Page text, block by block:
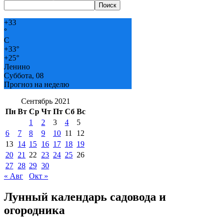
Поиск
+33
°
C
+33°
+25°
Ленино
Суббота, 08
Прогноз на неделю
Сентябрь 2021
Пн Вт Ср Чт Пт Сб Вс
1
2 3 4
5
6
7 8 9 10 11
12
13 14 15 16 17 18 19
20 21 22 23 24 25 26
27 28 29 30
« Авг
Окт »
Лунный календарь садовода и
огородника